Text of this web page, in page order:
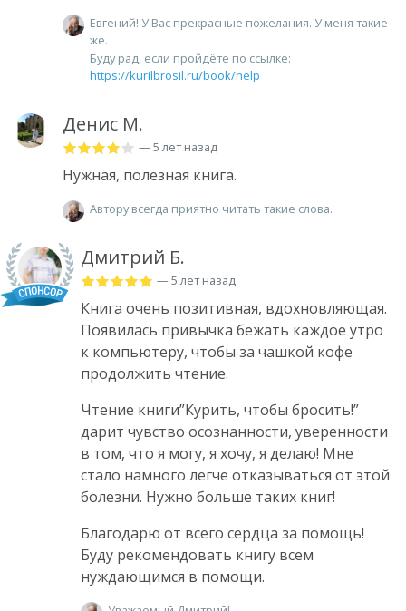
Евгений! У Вас прекрасные пожелания. У меня такие
же.
Буду рад, если пройдёте по ссылке:
https://kurilbrosil.ru/book/help
Денис М.
— 5 лет назад
Нужная, полезная книга.
Автору всегда приятно читать такие слова.
Дмитрий Б.
— 5 лет назад
Книга очень позитивная, вдохновляющая.
Появилась привычка бежать каждое утро
к компьютеру, чтобы за чашкой кофе
продолжить чтение.
Чтение книги”Курить, чтобы бросить!”
дарит чувство осознанности, уверенности
в том, что я могу, я хочу, я делаю! Мне
стало намного легче отказываться от этой
болезни. Нужно больше таких книг!
Благодарю от всего сердца за помощь!
Буду рекомендовать книгу всем
нуждающимся в помощи.